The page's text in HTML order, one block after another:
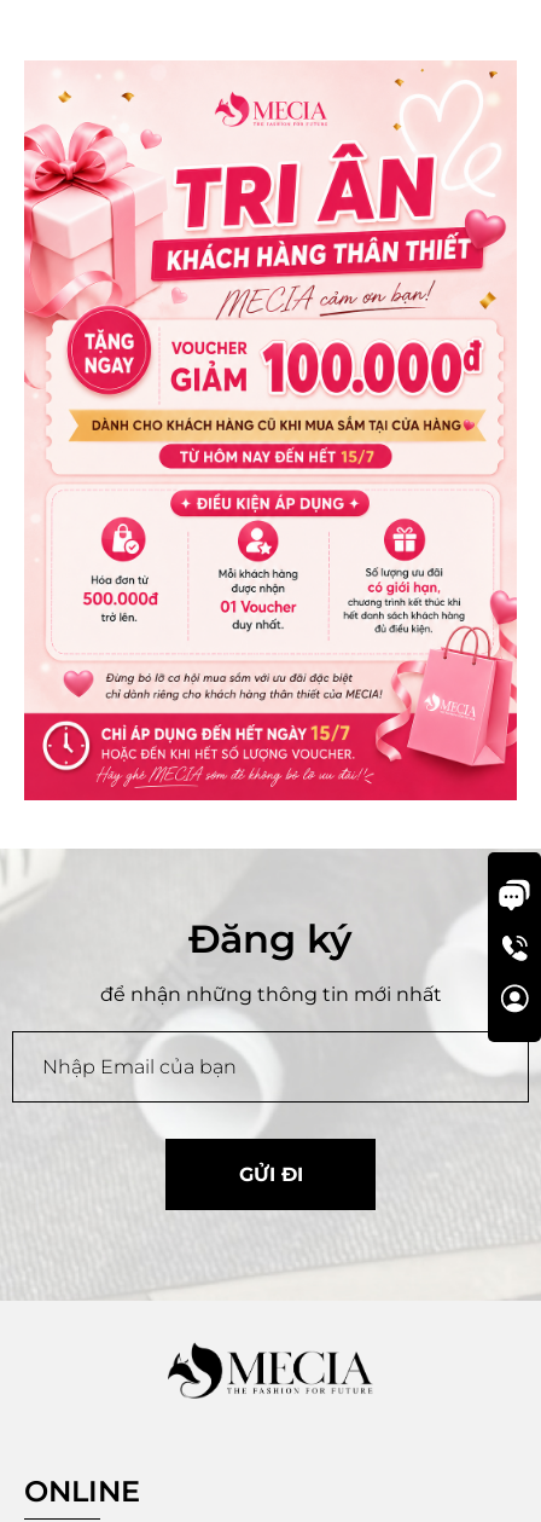
Đăng ký
để nhận những thông tin mới nhất
GỬI ĐI
ONLINE